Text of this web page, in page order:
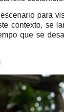
para
contexto, se
que se